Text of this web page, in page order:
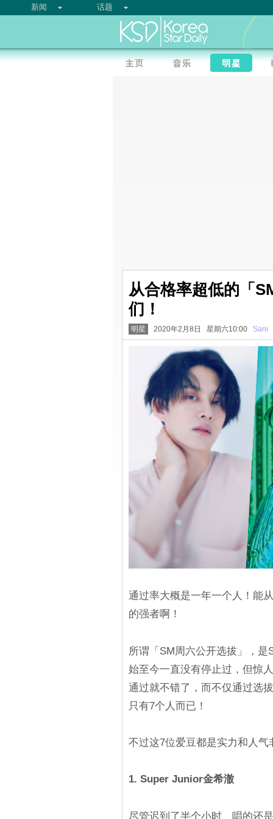
新闻 话题
从合格率超低的「
们！
明星 2020年2月8日 星期六10:00 Sani
通过率大概是一年一个人！能
的强者啊！
所谓「SM周六公开选拔」，
始至今一直没有停止过，但惊
通过就不错了，而不仅通过选
只有7个人而已！
不过这7位爱豆都是实力和人
1. Super Junior金希澈
尽管迟到了半个小时、唱的还